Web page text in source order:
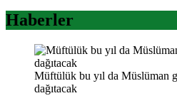
Haberler
Müftülük bu yıl da Müslüman
dağıtacak